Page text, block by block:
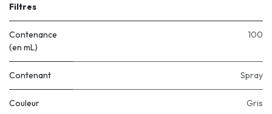
Filtres
Contenance
(en mL)
100
Contenant Spray
Couleur Gris